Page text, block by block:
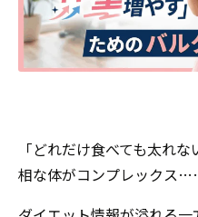
「どれだけ食べても太れ
相な体がコンプレックス